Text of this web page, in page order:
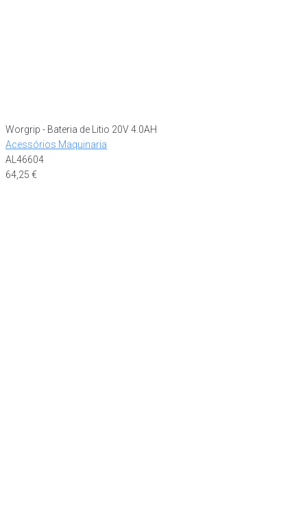
Worgrip - Bateria de Litio 20V 4.0AH
Acessórios Maquinaria
AL46604
64,25 €